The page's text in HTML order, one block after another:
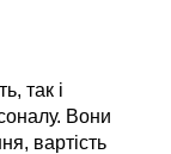
так і
Вони
вартість